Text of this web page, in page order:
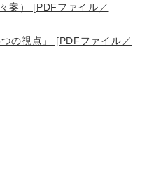
案） [PDFファイル／
の視点」 [PDFファイル／